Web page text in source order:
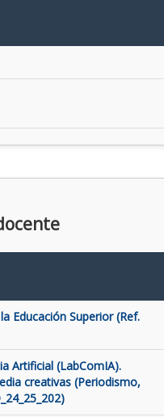
Educación Superior (Ref.
Artificial (LabComIA).
creativas (Periodismo,